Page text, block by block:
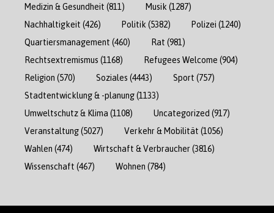
Medizin & Gesundheit (811) Musik (1287)
Nachhaltigkeit (426) Politik (5382) Polizei (1240)
Quartiersmanagement (460) Rat (981)
Rechtsextremismus (1168) Refugees Welcome (904)
Religion (570) Soziales (4443) Sport (757)
Stadtentwicklung & -planung(1133)
Umweltschutz & Klima (1108) Uncategorized (917)
Veranstaltung(5027) Verkehr & Mobilität (1056)
Wahlen (474) Wirtschaft & Verbraucher(3816)
Wissenschaft (467) Wohnen (784)